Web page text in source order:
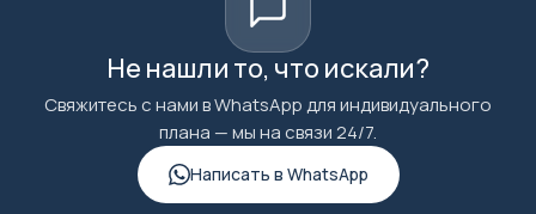
Не нашли то, что искали?
Свяжитесь с нами в WhatsApp для индивидуального
плана — мы на связи 24/7.
Написать в WhatsApp